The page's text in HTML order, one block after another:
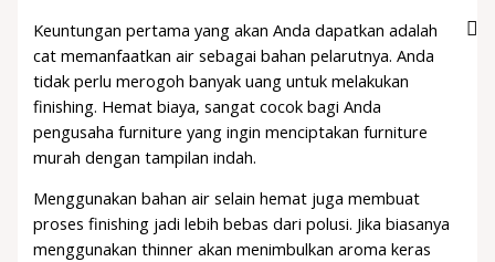
Keuntungan pertama yang akan Anda dapatkan adalah
cat memanfaatkan air sebagai bahan pelarutnya. Anda
tidak perlu merogoh banyak uang untuk melakukan
finishing. Hemat biaya, sangat cocok bagi Anda
pengusaha furniture yang ingin menciptakan furniture
murah dengan tampilan indah.
Menggunakan bahan air selain hemat juga membuat
proses finishing jadi lebih bebas dari polusi. Jika biasanya
menggunakan thinner akan menimbulkan aroma keras